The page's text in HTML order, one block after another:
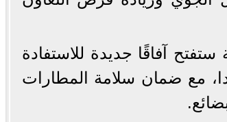
ستفتح آفاقًا جديدة للاستفادة
مع ضمان سلامة المطارات